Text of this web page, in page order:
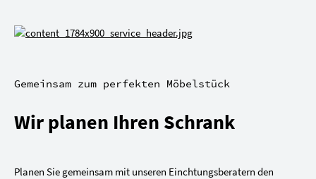
Gemeinsam zum perfekten Möbelstück
Wir planen Ihren Schrank
Planen Sie gemeinsam mit unseren Einchtungsberatern den